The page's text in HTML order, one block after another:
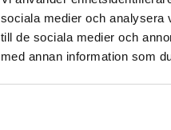
sociala medier och analysera
till de sociala medier och
med annan information som
Exkl. moms
5 893 kr/